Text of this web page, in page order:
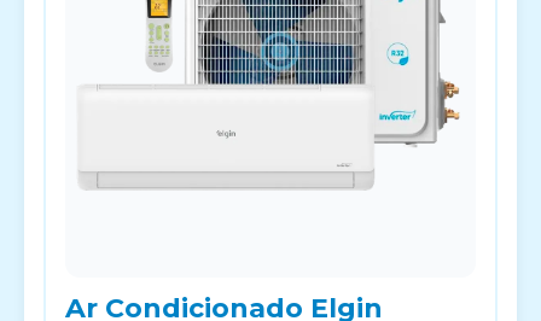
Ar Condicionado Elgin